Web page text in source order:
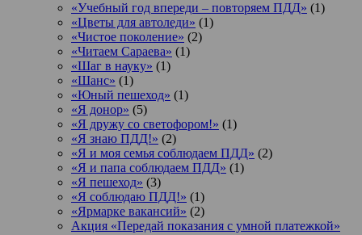
«Учебный год впереди – повторяем ПДД» (1)
«Цветы для автоледи» (1)
«Чистое поколение» (2)
«Читаем Сараева» (1)
«Шаг в науку» (1)
«Шанс» (1)
«Юный пешеход» (1)
«Я донор» (5)
«Я дружу со светофором!» (1)
«Я знаю ПДД!» (2)
«Я и моя семья соблюдаем ПДД» (2)
«Я и папа соблюдаем ПДД» (1)
«Я пешеход» (3)
«Я соблюдаю ПДД!» (1)
«Ярмарке вакансий» (2)
Акция «Передай показания с умной платежкой»